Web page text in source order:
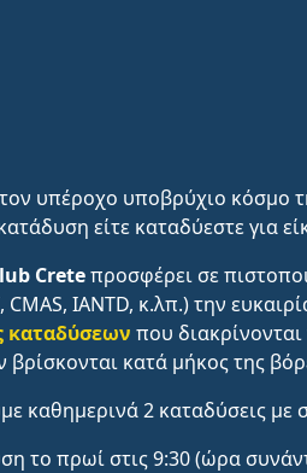
υπέροχο υποβρύχιο κόσμο
είτε καταδύεστε για
Creteπροσφέρει σε
CMAS, IANTD, κ.λπ.) την
καταδύσεων που
κατά μήκος της
καθημερινά 2 καταδύσεις με
το πρωί στις 9:30 (ώρα